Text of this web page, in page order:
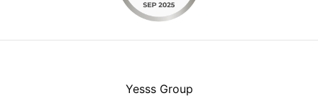
Yesss Group